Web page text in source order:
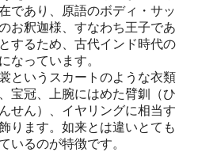
であり、原語のボディ・サッ
お釈迦様、すなわち王子であ
するため、古代インド時代の
なっています。
というスカートのような衣類
宝冠、上腕にはめた臂釧（ひ
せん）、イヤリングに相当す
ります。如来とは違いとても
いるのが特徴です。